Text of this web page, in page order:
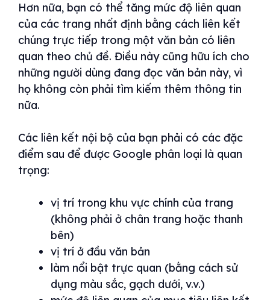
Hơn nữa, bạn có thể tăng mức độ liên quan
của các trang nhất định bằng cách liên kết
chúng trực tiếp trong một văn bản có liên
quan theo chủ đề. Điều này cũng hữu ích cho
những người dùng đang đọc văn bản này, vì
họ không còn phải tìm kiếm thêm thông tin
nữa.
Các liên kết nội bộ của bạn phải có các đặc
điểm sau để được Google phân loại là quan
trọng:
vị trí trong khu vực chính của trang
(không phải ở chân trang hoặc thanh
bên)
vị trí ở đầu văn bản
làm nổi bật trực quan (bằng cách sử
dụng màu sắc, gạch dưới, v.v.)